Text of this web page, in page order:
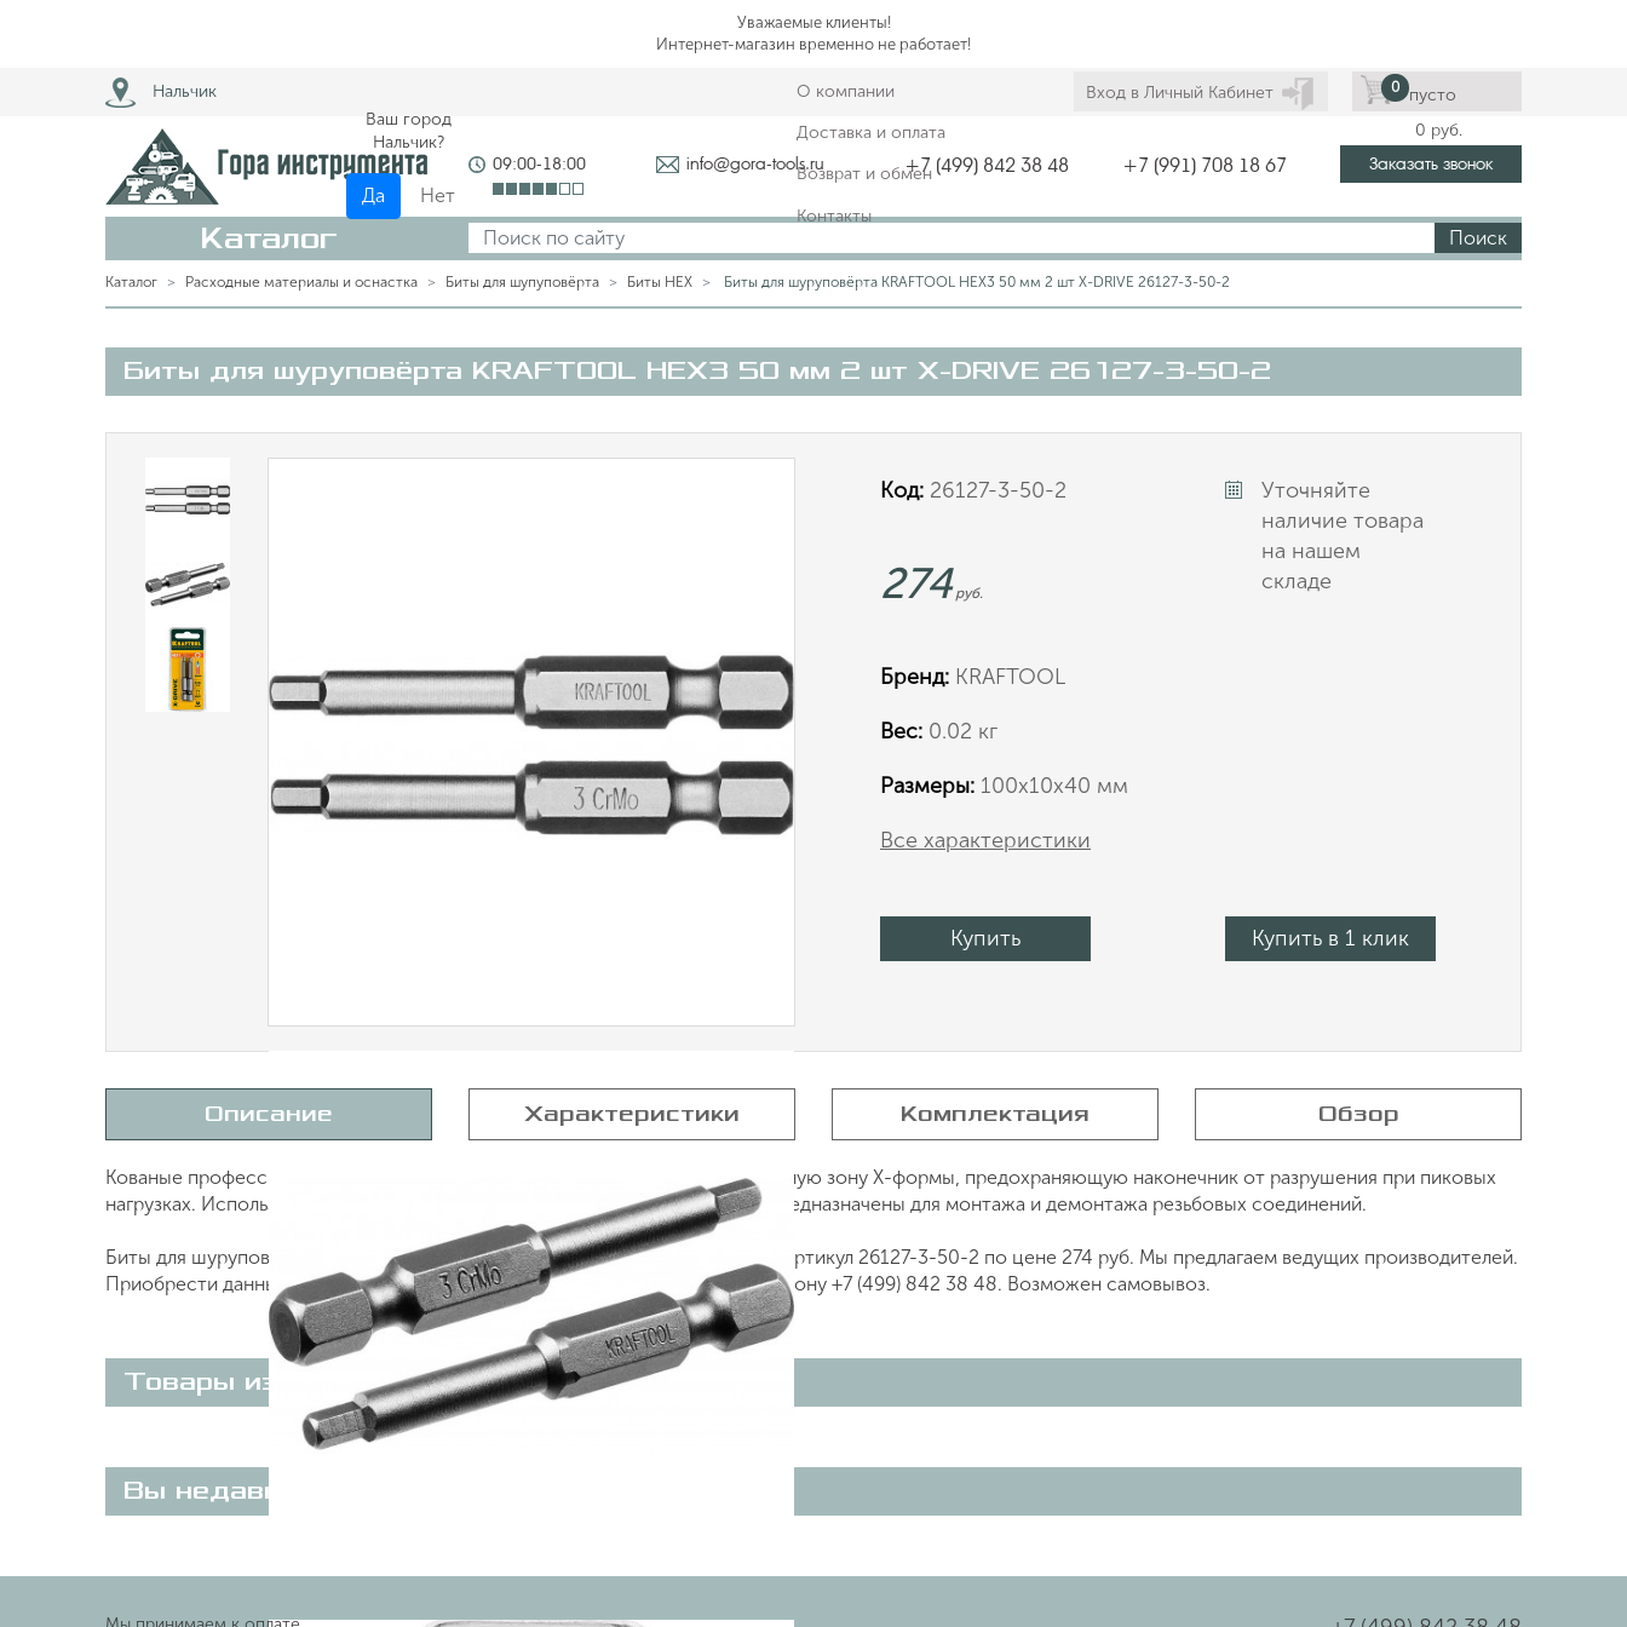
Уважаемые клиенты!
Интернет-магазин временно не работает!
Нальчик
Ваш город
Нальчик?
Да Нет
О компании
Доставка и оплата
Возврат и обмен
Контакты
Вход в Личный Кабинет пусто
0
0 руб.
09:00-18:00 info@gora-tools.ru +7 (499) 842 38 48 +7 (991) 708 18 67 Заказать звонок
Каталог Поиск
Каталог Расходные материалы и оснастка Биты для шупуповёрта Биты HEX Биты для шуруповёрта KRAFTOOL HEX3 50 мм 2 шт X-DRIVE 26127-3-50-2
Биты для шуруповёрта KRAFTOOL HEX3 50 мм 2 шт X-DRIVE 26127-3-50-2
Код: 26127-3-50-2
274руб.
Бренд: KRAFTOOL
Вес: 0.02 кг
Размеры: 100х10х40 мм
Все характеристики
Уточняйте
наличие товара
на нашем
складе
Купить Купить в 1 клик
Описание Характеристики Комплектация Обзор
Кованые профессиональные биты «X-DRIVE» 26127-3-50-2 имеют торсионную зону Х-формы, предохраняющую наконечник от разрушения при пиковых
нагрузках. Используются с ручным и механизированным инструментом. Предназначены для монтажа и демонтажа резьбовых соединений.
Биты для шуруповёрта KRAFTOOL HEX3 50 мм 2 шт X-DRIVE 26127-3-50-2, артикул 26127-3-50-2 по цене 274 руб. Мы предлагаем ведущих производителей.
Приобрести данный товар Вы можете on-line на нашем сайте или по телефону +7 (499) 842 38 48. Возможен самовывоз.
Товары из этой категории
Вы недавно просматривали